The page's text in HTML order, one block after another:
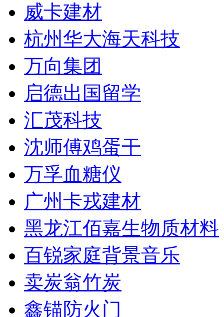
威卡建材
杭州华大海天科技
万向集团
启德出国留学
汇茂科技
沈师傅鸡蛋干
万孚血糖仪
广州卡戎建材
黑龙江佰嘉生物质材料
百锐家庭背景音乐
卖炭翁竹炭
鑫锚防火门